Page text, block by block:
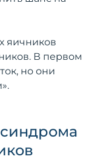
яичников
В первом
но они